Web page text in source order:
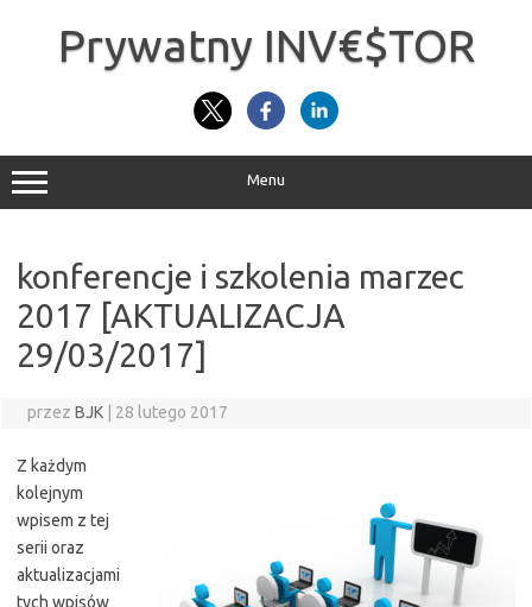
Prywatny INV€$TOR
Menu
konferencje i szkolenia marzec
2017 [AKTUALIZACJA
29/03/2017]
przez BJK 28 lutego 2017
Z każdym
kolejnym
wpisem z tej
serii oraz
aktualizacjami
tych wpisów